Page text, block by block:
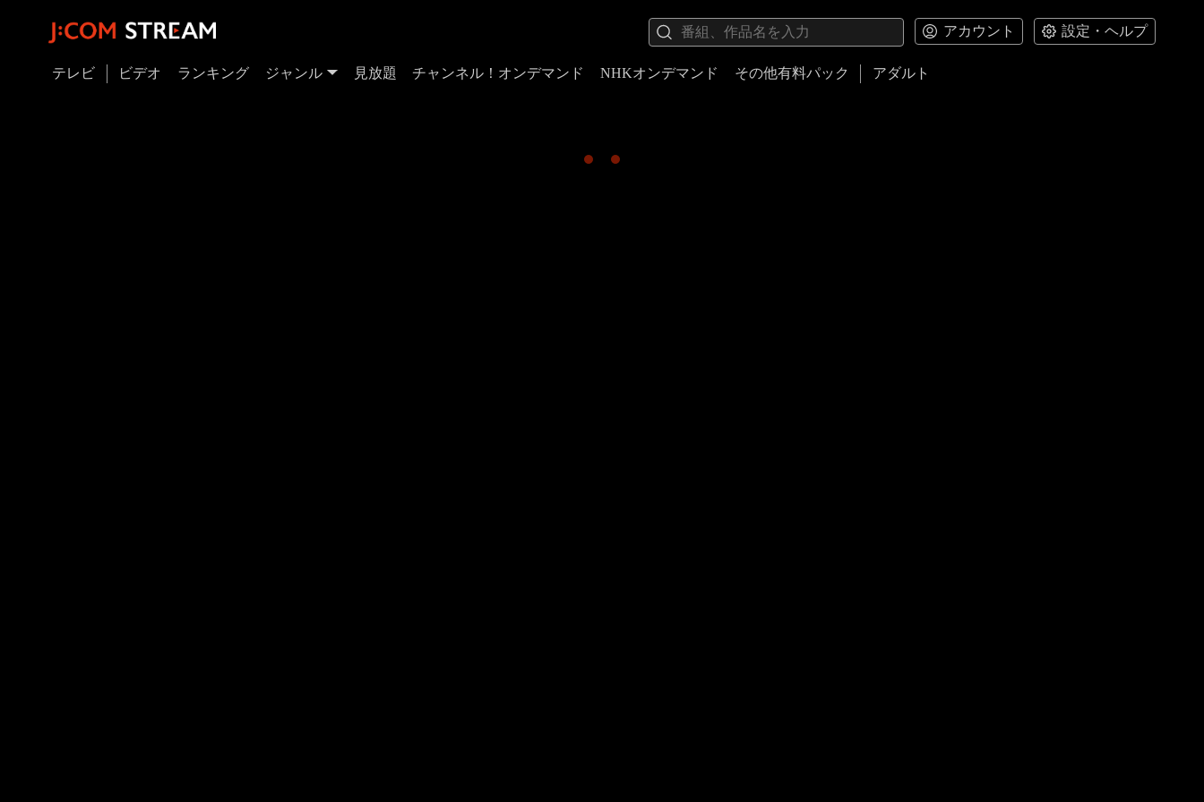
アカウント 設定・ヘルプ
テレビ ビデオ ランキング ジャンル 見放題 チャンネル！オンデマンド NHKオンデマンド その他有料パック アダルト